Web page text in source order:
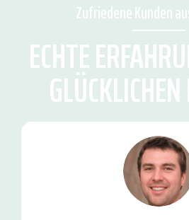
Zufriedene Kunden
ECHTE